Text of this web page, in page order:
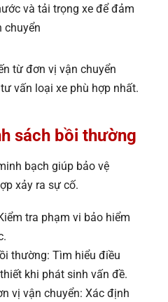
và tải trọng xe để đảm
chuyển
từ đơn vị vận chuyển
vấn loại xe phù hợp nhất.
sách bồi thường
bạch giúp bảo vệ
xảy ra sự cố.
tra phạm vi bảo hiểm
thường: Tìm hiểu điều
khi phát sinh vấn đề.
vị vận chuyển: Xác định